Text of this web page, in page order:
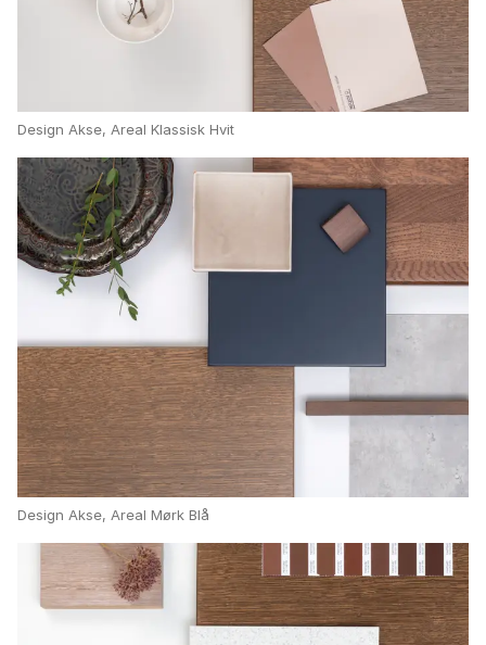
Design Akse, Areal Klassisk Hvit
Design Akse, Areal Mørk Blå